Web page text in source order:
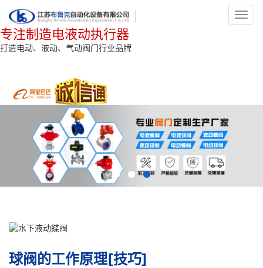
专注制造电液动执行器
打造电动、液动、气动阀门行业品牌
球阀的工作原理[技巧]